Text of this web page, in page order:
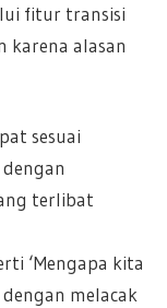
fitur transisi
karena alasan
sesuai
terlibat
‘Mengapa kita
melacak